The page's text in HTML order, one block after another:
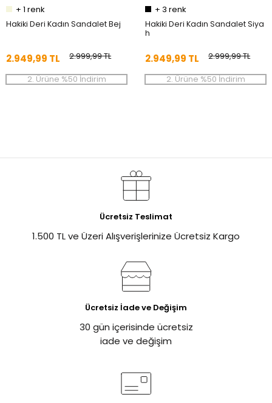
+ 1 renk
Hakiki Deri Kadın Sandalet Bej
2.999,99 TL
2.949,99 TL
2. Ürüne %50 İndirim
+ 3 renk
Hakiki Deri Kadın Sandalet Siya
h
2.999,99 TL
2.949,99 TL
2. Ürüne %50 İndirim
Ücretsiz Teslimat
1.500 TL ve Üzeri Alışverişlerinize Ücretsiz Kargo
Ücretsiz İade ve Değişim
30 gün içerisinde ücretsiz
iade ve değişim